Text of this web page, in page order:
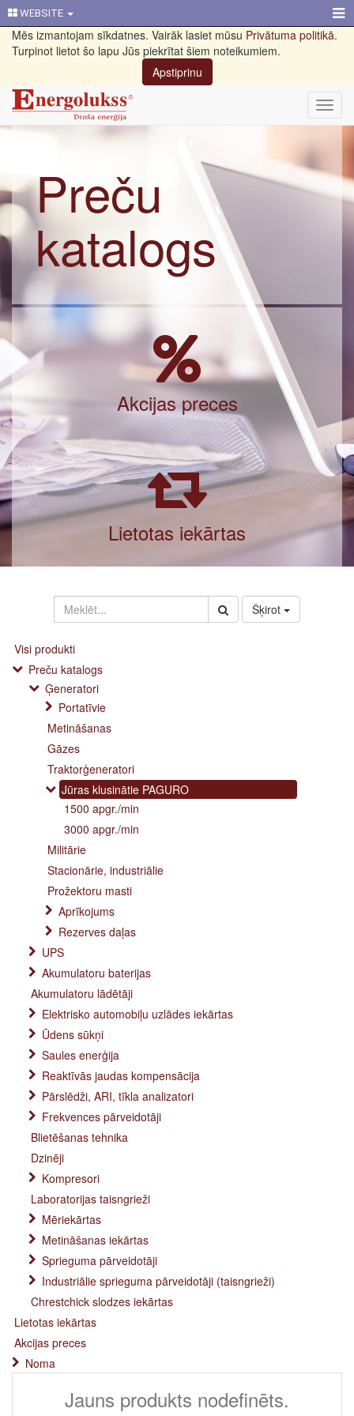
WEBSITE
Mēs izmantojam sīkdatnes. Vairāk lasiet mūsu Privātuma politikā.
Turpinot lietot šo lapu Jūs piekrītat šiem noteikumiem.
Apstiprinu
Preču
katalogs
Akcijas preces
Lietotas iekārtas
Šķirot
Visi produkti
Preču katalogs
Ģeneratori
Portatīvie
Metināšanas
Gāzes
Traktorģeneratori
Jūras klusinātie PAGURO
1500 apgr./min
3000 apgr./min
Militārie
Stacionārie, industriālie
Prožektoru masti
Aprīkojums
Rezerves daļas
UPS
Akumulatoru baterijas
Akumulatoru lādētāji
Elektrisko automobiļu uzlādes iekārtas
Ūdens sūkņi
Saules enerģija
Reaktīvās jaudas kompensācija
Pārslēdži, ARI, tīkla analizatori
Frekvences pārveidotāji
Blietēšanas tehnika
Dzinēji
Kompresori
Laboratorijas taisngrieži
Mēriekārtas
Metināšanas iekārtas
Sprieguma pārveidotāji
Industriālie sprieguma pārveidotāji (taisngrieži)
Chrestchick slodzes iekārtas
Lietotas iekārtas
Akcijas preces
Noma
Jauns produkts nodefinēts.